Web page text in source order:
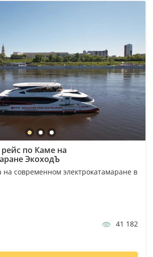
по Каме на
ЭкоходЪ
на современном электрокатамаране в
41 182